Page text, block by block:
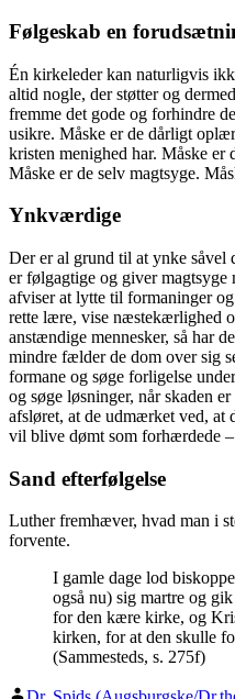
Følgeskab en
Én kirkeleder kan naturligvis
altid nogle, der støtter og
fremme det gode og forhindre
usikre. Måske er de dårligt
kristen menighed har. Måske er
Måske er de selv magtsyge.
Ynkværdige
Der er al grund til at ynke såvel
er følgagtige og giver
afviser at lytte til formaninger
rette lære, vise næstekærlighed
anstændige mennesker, så har
mindre fælder de dom over sig
formane og søge forligelse
og søge løsninger, når skaden
afsløret, at de udmærket ved, at
vil blive dømt som forhærdede
Sand efterfølgelse
Luther fremhæver, hvad man i
forvente.
I gamle dage lod
også nu) sig martre og
for den kære kirke, og
kirken, for at den skulle
(Sammesteds, s. 275f)
Posted